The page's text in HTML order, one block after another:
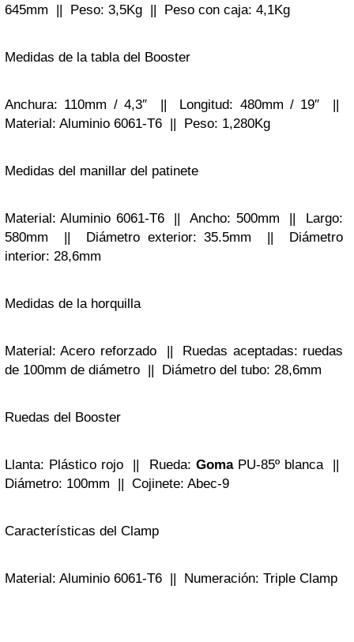
645mm || Peso: 3,5Kg || Peso con caja: 4,1Kg
Medidas de la tabla del Booster
Anchura: 110mm / 4,3″ || Longitud: 480mm / 19″ ||
Material: Aluminio 6061-T6 || Peso: 1,280Kg
Medidas del manillar del patinete
Material: Aluminio 6061-T6 || Ancho: 500mm || Largo:
580mm || Diámetro exterior: 35.5mm || Diámetro
interior: 28,6mm
Medidas de la horquilla
Material: Acero reforzado || Ruedas aceptadas: ruedas
de 100mm de diámetro || Diámetro del tubo: 28,6mm
Ruedas del Booster
Llanta: Plástico rojo || Rueda: GomaPU-85º blanca ||
Diámetro: 100mm || Cojinete: Abec-9
Características del Clamp
Material: Aluminio 6061-T6 || Numeración: Triple Clamp